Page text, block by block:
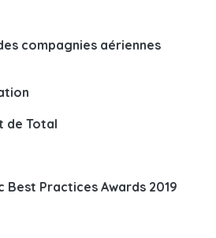
compagnies aériennes
de Total
Best Practices Awards 2019